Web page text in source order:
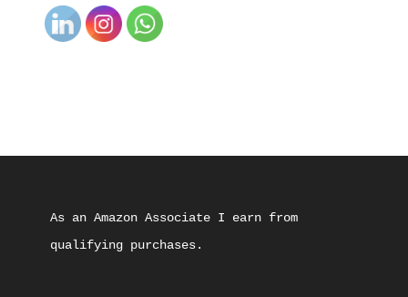
As an Amazon Associate I earn from
qualifying purchases.